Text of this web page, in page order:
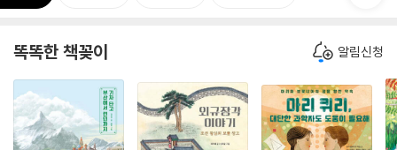
똑똑한 책꽂이 알림신청